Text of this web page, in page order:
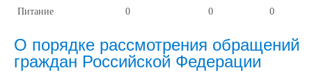
Питание
0 0 0
О порядке рассмотрения обращений
граждан Российской Федерации